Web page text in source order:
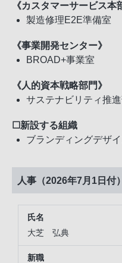
《カスタマーサービス本
製造修理E2E準備室
《事業開発センター》
BROAD+事業室
《人的資本戦略部門》
サステナビリティ推
☐新設する組織
ブランディングデザ
人事（2026年7月1日付）
大芝 弘典